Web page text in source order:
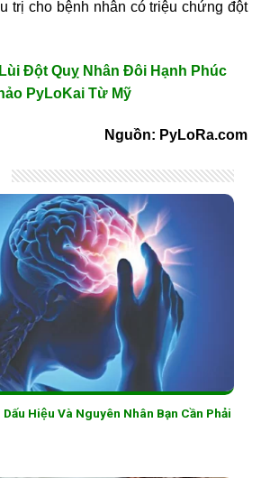
trị cho bệnh nhân có triệu chứng đột
Đột Quỵ Nhân Đôi Hạnh Phúc
PyLoKai Từ Mỹ
Nguồn: PyLoRa.com
Hiệu Và Nguyên Nhân Bạn Cần Phải